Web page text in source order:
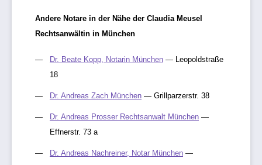
Andere Notare in der Nähe der Claudia Meusel
Rechtsanwältin in München
Dr. Beate Kopp, Notarin München — Leopoldstraße
18
Dr. Andreas Zach München — Grillparzerstr. 38
Dr. Andreas Prosser Rechtsanwalt München —
Effnerstr. 73 a
Dr. Andreas Nachreiner, Notar München —